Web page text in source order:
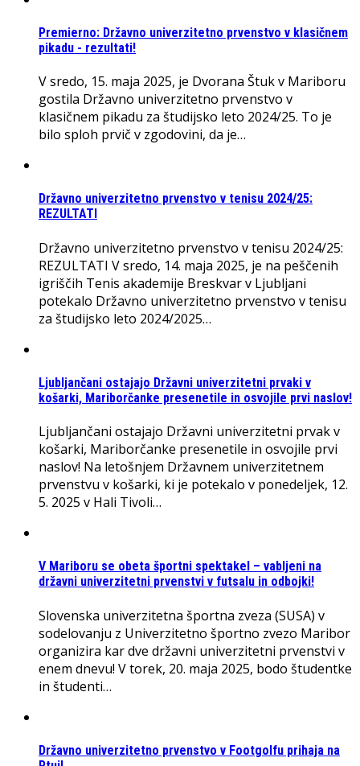
Premierno: Državno univerzitetno prvenstvo v klasičnem
pikadu - rezultati!
V sredo, 15. maja 2025, je Dvorana Štuk v Mariboru
gostila Državno univerzitetno prvenstvo v
klasičnem pikadu za študijsko leto 2024/25. To je
bilo sploh prvič v zgodovini, da je…
Državno univerzitetno prvenstvo v tenisu 2024/25:
REZULTATI
Državno univerzitetno prvenstvo v tenisu 2024/25:
REZULTATI V sredo, 14. maja 2025, je na peščenih
igriščih Tenis akademije Breskvar v Ljubljani
potekalo Državno univerzitetno prvenstvo v tenisu
za študijsko leto 2024/2025…
Ljubljančani ostajajo Državni univerzitetni prvaki v
košarki, Mariborčanke presenetile in osvojile prvi naslov!
Ljubljančani ostajajo Državni univerzitetni prvak v
košarki, Mariborčanke presenetile in osvojile prvi
naslov! Na letošnjem Državnem univerzitetnem
prvenstvu v košarki, ki je potekalo v ponedeljek, 12.
5. 2025 v Hali Tivoli…
V Mariboru se obeta športni spektakel – vabljeni na
državni univerzitetni prvenstvi v futsalu in odbojki!
Slovenska univerzitetna športna zveza (SUSA) v
sodelovanju z Univerzitetno športno zvezo Maribor
organizira kar dve državni univerzitetni prvenstvi v
enem dnevu! V torek, 20. maja 2025, bodo študentke
in študenti…
Državno univerzitetno prvenstvo v Footgolfu prihaja na